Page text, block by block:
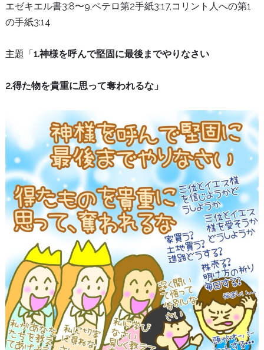
エゼキエル書3:8〜9,ペテロ第2手紙3:17,コリント人への第1
の手紙3:14
主題「 1.神様を呼んで堅固に最後までやりなさい
2.得た物を貴重に思って奪われるな」